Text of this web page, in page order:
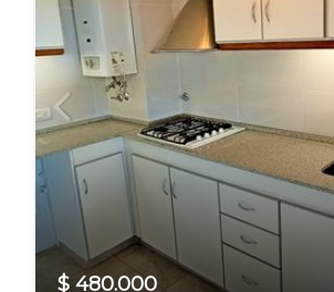
$ 480.000